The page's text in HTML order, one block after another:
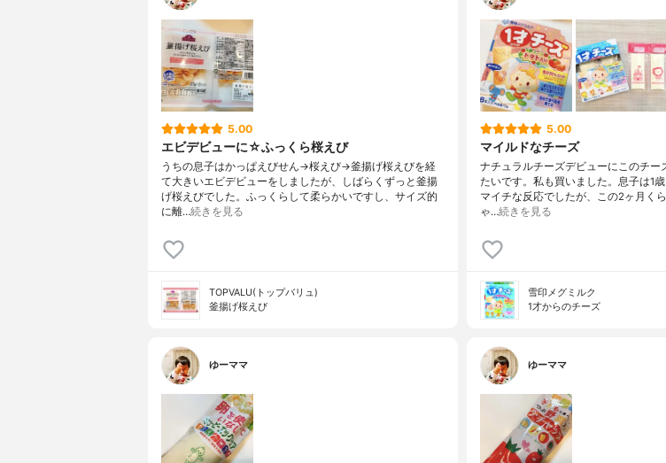
5.00
エビデビューに☆ふっくら桜えび
うちの息子はかっぱえびせん→桜えび→釜揚げ桜えびを経
て大きいエビデビューをしましたが、しばらくずっと釜揚
げ桜えびでした。ふっくらして柔らかいですし、サイズ的
に離…続きを見る
TOPVALU(トップバリュ)
釜揚げ桜えび
5.00
マイルドなチーズ
ナチュラルチーズデビューにこのチー
たいです。私も買いました。息子は1
マイチな反応でしたが、この2ヶ月く
ゃ…続きを見る
雪印メグミルク
1才からのチーズ
ゆーママ ゆーママ